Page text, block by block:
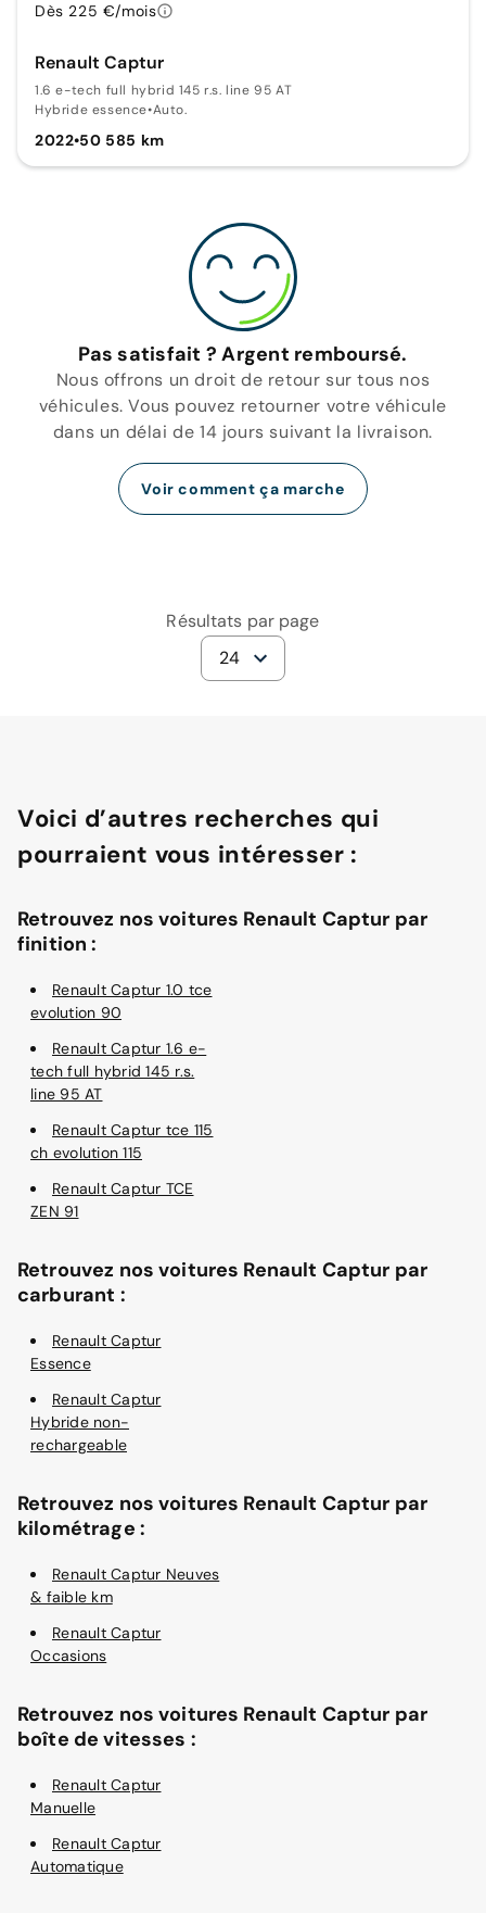
Renault Captur
1.6 e-tech full hybrid 145 r.s. line 95 AT
Hybride essence•Auto.
2022•50 585 km
Dès 225 €/mois
Pas satisfait ? Argent remboursé.
Nous offrons un droit de retour sur tous nos
véhicules. Vous pouvez retourner votre véhicule
dans un délai de 14 jours suivant la livraison.
Voir comment ça marche
Résultats par page
24
Voici d’autres recherches qui
pourraient vous intéresser :
Retrouvez nos voitures Renault Captur par
finition :
Renault Captur 1.0 tce
evolution 90
Renault Captur 1.6 e-
tech full hybrid 145 r.s.
line 95 AT
Renault Captur tce 115
ch evolution 115
Renault Captur TCE
ZEN 91
Retrouvez nos voitures Renault Captur par
carburant :
Renault Captur
Essence
Renault Captur
Hybride non-
rechargeable
Retrouvez nos voitures Renault Captur par
kilométrage :
Renault Captur Neuves
& faible km
Renault Captur
Occasions
Retrouvez nos voitures Renault Captur par
boîte de vitesses :
Renault Captur
Manuelle
Renault Captur
Automatique